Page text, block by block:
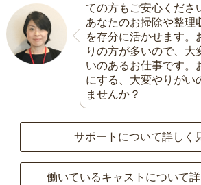
ての方もご安心くださ
あなたのお掃除や整理
を存分に活かせます。
りの方が多いので、大
いのあるお仕事です。
にする、大変やりがい
ませんか？
サポートについて詳しく
働いているキャストについて